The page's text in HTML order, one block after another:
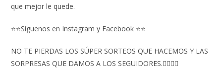
que mejor le quede.
⭐⭐Síguenos en Instagram y Facebook ⭐⭐
NO TE PIERDAS LOS SÚPER SORTEOS QUE HACEMOS Y LAS
SORPRESAS QUE DAMOS A LOS SEGUIDORES.👇🏻👇🏻